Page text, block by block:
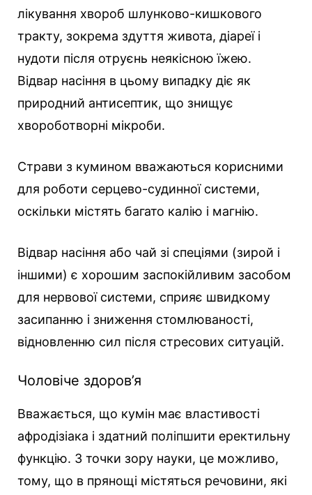
лікування хвороб шлунково-кишкового
тракту, зокрема здуття живота, діареї і
нудоти після отруєнь неякісною їжею.
Відвар насіння в цьому випадку діє як
природний антисептик, що знищує
хвороботворні мікроби.
Страви з кумином вважаються корисними
для роботи серцево-судинної системи,
оскільки містять багато калію і магнію.
Відвар насіння або чай зі спеціями (зирой і
іншими) є хорошим заспокійливим засобом
для нервової системи, сприяє швидкому
засипанню і зниження стомлюваності,
відновленню сил після стресових ситуацій.
Чоловіче здоров’я
Вважається, що кумін має властивості
афродізіака і здатний поліпшити еректильну
функцію. З точки зору науки, це можливо,
тому, що в прянощі містяться речовини, які